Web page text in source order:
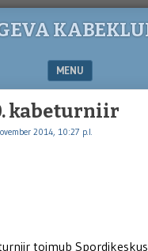
MENU
kabeturniir
2014, 10:27 p.l.
toimub